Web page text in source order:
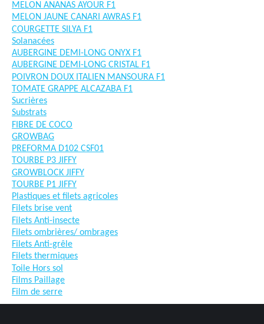
MELON ANANAS AYOUR F1
MELON JAUNE CANARI AWRAS F1
COURGETTE SILYA F1
Solanacées
AUBERGINE DEMI-LONG ONYX F1
AUBERGINE DEMI-LONG CRISTAL F1
POIVRON DOUX ITALIEN MANSOURA F1
TOMATE GRAPPE ALCAZABA F1
Sucrières
Substrats
FIBRE DE COCO
GROWBAG
PREFORMA D102 CSF01
TOURBE P3 JIFFY
GROWBLOCK JIFFY
TOURBE P1 JIFFY
Plastiques et filets agricoles
Filets brise vent
Filets Anti-insecte
Filets ombrières/ ombrages
Filets Anti-grêle
Filets thermiques
Toile Hors sol
Films Paillage
Film de serre